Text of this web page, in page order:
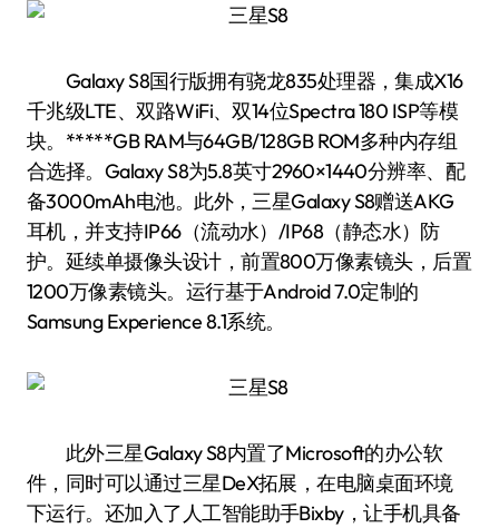
Galaxy S8国行版拥有骁龙835处理器，集成X16
千兆级LTE、双路WiFi、双14位Spectra 180 ISP等模
块。*****GB RAM与64GB/128GB ROM多种内存组
合选择。Galaxy S8为5.8英寸2960×1440分辨率、配
备3000mAh电池。此外，三星Galaxy S8赠送AKG
耳机，并支持IP66（流动水）/IP68（静态水）防
护。延续单摄像头设计，前置800万像素镜头，后置
1200万像素镜头。运行基于Android 7.0定制的
Samsung Experience 8.1系统。
此外三星Galaxy S8内置了Microsoft的办公软
件，同时可以通过三星DeX拓展，在电脑桌面环境
下运行。还加入了人工智能助手Bixby，让手机具备